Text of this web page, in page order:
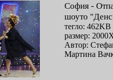
София -
шоуто
тегло: 462KB
размер:
Автор:
Мартина